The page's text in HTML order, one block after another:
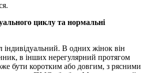
циклу та нормальні
В одних жінок він
в інших нерегулярний протягом
бути коротким або довгим, з рясними